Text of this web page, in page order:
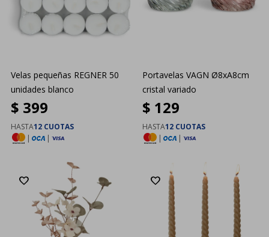
Velas pequeñas REGNER 50
unidades blanco
$ 399
HASTA12 CUOTAS
|
|
Portavelas VAGN Ø8xA8cm
cristal variado
$ 129
HASTA12 CUOTAS
|
|